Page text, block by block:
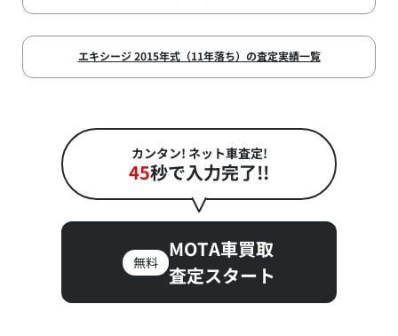
エキシージ 2015年式（11年落ち）の査定実績一覧
カンタン! ネット車査定!
45秒で入力完了!!
無料
MOTA車買取
査定スタート